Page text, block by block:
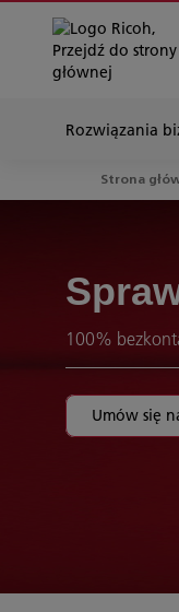
Rozwiązania
Strona
100%
Umów się